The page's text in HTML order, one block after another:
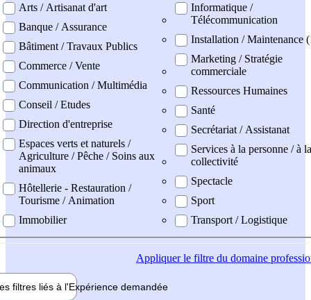
Arts / Artisanat d'art
Banque / Assurance
Bâtiment / Travaux Publics
Commerce / Vente
Communication / Multimédia
Conseil / Etudes
Direction d'entreprise
Espaces verts et naturels /
Agriculture / Pêche / Soins aux
animaux
Hôtellerie - Restauration /
Tourisme / Animation
Immobilier
Informatique /
Télécommunication
Installation / Maintenance
Marketing / Stratégie
commerciale
Ressources Humaines
Santé
Secrétariat / Assistanat
Services à la personne / à la
collectivité
Spectacle
Sport
Transport / Logistique
Appliquerle filtre du domaine
filtres liés à l'Expérience demandée